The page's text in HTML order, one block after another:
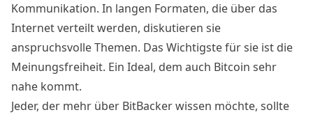
Kommunikation. In langen Formaten, die über das
Internet verteilt werden, diskutieren sie
anspruchsvolle Themen. Das Wichtigste für sie ist die
Meinungsfreiheit. Ein Ideal, dem auch Bitcoin sehr
nahe kommt.
Jeder, der mehr über BitBacker wissen möchte, sollte